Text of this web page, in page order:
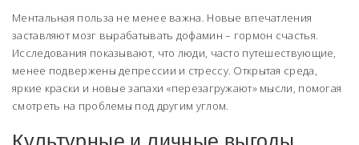
Ментальная польза не менее важна. Новые впечатления
заставляют мозг вырабатывать дофамин – гормон счастья.
Исследования показывают, что люди, часто путешествующие,
менее подвержены депрессии и стрессу. Открытая среда,
яркие краски и новые запахи «перезагружают» мысли, помогая
смотреть на проблемы под другим углом.